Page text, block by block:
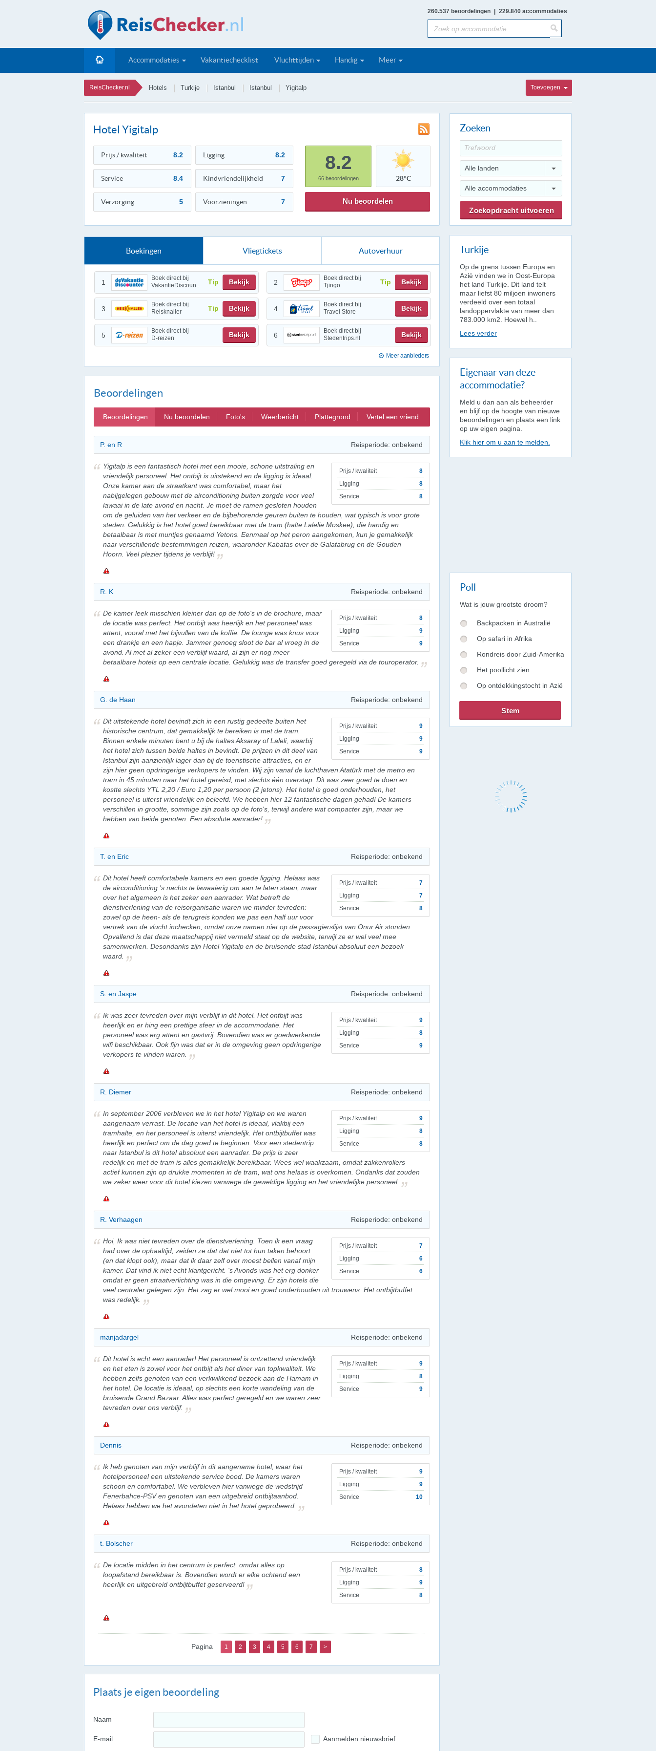
260.537 beoordelingen 229.840 accommodaties
Accommodaties Vakantiechecklist Vluchttijden Handig Meer
ReisChecker.nl Hotels Turkije Istanbul Istanbul Yigitalp Toevoegen
Hotel Yigitalp
Prijs / kwaliteit 8.2 Ligging 8.2
Service 8.4 Kindvriendelijkheid 7
Verzorging 5 Voorzieningen 7
8.2
66beoordelingen 28°C
Nu beoordelen
Boekingen Vliegtickets Autoverhuur
1
Boek direct bij
VakantieDiscoun..
Tip Bekijk 2
Boek direct bij
Tjingo
Tip Bekijk
3
Boek direct bij
Reisknaller
Tip Bekijk 4
Boek direct bij
Travel Store
Bekijk
5
Boek direct bij
D-reizen
Bekijk 6
Boek direct bij
Stedentrips.nl
Bekijk
Meer aanbieders
Beoordelingen
Beoordelingen Nu beoordelen Foto's Weerbericht Plattegrond Vertel een vriend
P. en R Reisperiode: onbekend
Prijs / kwaliteit
8
Ligging
8
Service
8
Yigitalp is een fantastisch hotel met een mooie, schone uitstraling en
vriendelijk personeel. Het ontbijt is uitstekend en de ligging is ideaal.
Onze kamer aan de straatkant was comfortabel, maar het
nabijgelegen gebouw met de airconditioning buiten zorgde voor veel
lawaai in de late avond en nacht. Je moet de ramen gesloten houden
om de geluiden van het verkeer en de bijbehorende geuren buiten te houden, wat typisch is voor grote
steden. Gelukkig is het hotel goed bereikbaar met de tram (halte Lalelie Moskee), die handig en
betaalbaar is met muntjes genaamd Yetons. Eenmaal op het peron aangekomen, kun je gemakkelijk
naar verschillende bestemmingen reizen, waaronder Kabatas over de Galatabrug en de Gouden
Hoorn. Veel plezier tijdens je verblijf!
R. K Reisperiode: onbekend
Prijs / kwaliteit
8
Ligging
9
Service
9
De kamer leek misschien kleiner dan op de foto's in de brochure, maar
de locatie was perfect. Het ontbijt was heerlijk en het personeel was
attent, vooral met het bijvullen van de koffie. De lounge was knus voor
een drankje en een hapje. Jammer genoeg sloot de bar al vroeg in de
avond. Al met al zeker een verblijf waard, al zijn er nog meer
betaalbare hotels op een centrale locatie. Gelukkig was de transfer goed geregeld via de touroperator.
G. de Haan Reisperiode: onbekend
Prijs / kwaliteit
9
Ligging
9
Service
9
Dit uitstekende hotel bevindt zich in een rustig gedeelte buiten het
historische centrum, dat gemakkelijk te bereiken is met de tram.
Binnen enkele minuten bent u bij de haltes Aksaray of Laleli, waarbij
het hotel zich tussen beide haltes in bevindt. De prijzen in dit deel van
Istanbul zijn aanzienlijk lager dan bij de toeristische attracties, en er
zijn hier geen opdringerige verkopers te vinden. Wij zijn vanaf de luchthaven Atatürk met de metro en
tram in 45 minuten naar het hotel gereisd, met slechts één overstap. Dit was zeer goed te doen en
kostte slechts YTL 2,20 / Euro 1,20 per persoon (2 jetons). Het hotel is goed onderhouden, het
personeel is uiterst vriendelijk en beleefd. We hebben hier 12 fantastische dagen gehad! De kamers
verschillen in grootte, sommige zijn zoals op de foto's, terwijl andere wat compacter zijn, maar we
hebben van beide genoten. Een absolute aanrader!
T. en Eric Reisperiode: onbekend
Prijs / kwaliteit
7
Ligging
7
Service
8
Dit hotel heeft comfortabele kamers en een goede ligging. Helaas was
de airconditioning 's nachts te lawaaierig om aan te laten staan, maar
over het algemeen is het zeker een aanrader. Wat betreft de
dienstverlening van de reisorganisatie waren we minder tevreden:
zowel op de heen- als de terugreis konden we pas een half uur voor
vertrek van de vlucht inchecken, omdat onze namen niet op de passagierslijst van Onur Air stonden.
Opvallend is dat deze maatschappij niet vermeld staat op de website, terwijl ze er wel veel mee
samenwerken. Desondanks zijn Hotel Yigitalp en de bruisende stad Istanbul absoluut een bezoek
waard.
S. en Jaspe Reisperiode: onbekend
Prijs / kwaliteit
9
Ligging
8
Service
9
Ik was zeer tevreden over mijn verblijf in dit hotel. Het ontbijt was
heerlijk en er hing een prettige sfeer in de accommodatie. Het
personeel was erg attent en gastvrij. Bovendien was er goedwerkende
wifi beschikbaar. Ook fijn was dat er in de omgeving geen opdringerige
verkopers te vinden waren.
R. Diemer Reisperiode: onbekend
Prijs / kwaliteit
9
Ligging
8
Service
8
In september 2006 verbleven we in het hotel Yigitalp en we waren
aangenaam verrast. De locatie van het hotel is ideaal, vlakbij een
tramhalte, en het personeel is uiterst vriendelijk. Het ontbijtbuffet was
heerlijk en perfect om de dag goed te beginnen. Voor een stedentrip
naar Istanbul is dit hotel absoluut een aanrader. De prijs is zeer
redelijk en met de tram is alles gemakkelijk bereikbaar. Wees wel waakzaam, omdat zakkenrollers
actief kunnen zijn op drukke momenten in de tram, wat ons helaas is overkomen. Ondanks dat zouden
we zeker weer voor dit hotel kiezen vanwege de geweldige ligging en het vriendelijke personeel.
R. Verhaagen Reisperiode: onbekend
Prijs / kwaliteit
7
Ligging
6
Service
6
Hoi, Ik was niet tevreden over de dienstverlening. Toen ik een vraag
had over de ophaaltijd, zeiden ze dat dat niet tot hun taken behoort
(en dat klopt ook), maar dat ik daar zelf over moest bellen vanaf mijn
kamer. Dat vind ik niet echt klantgericht. 's Avonds was het erg donker
omdat er geen straatverlichting was in die omgeving. Er zijn hotels die
veel centraler gelegen zijn. Het zag er wel mooi en goed onderhouden uit trouwens. Het ontbijtbuffet
was redelijk.
manjadargel Reisperiode: onbekend
Prijs / kwaliteit
9
Ligging
8
Service
9
Dit hotel is echt een aanrader! Het personeel is ontzettend vriendelijk
en het eten is zowel voor het ontbijt als het diner van topkwaliteit. We
hebben zelfs genoten van een verkwikkend bezoek aan de Hamam in
het hotel. De locatie is ideaal, op slechts een korte wandeling van de
bruisende Grand Bazaar. Alles was perfect geregeld en we waren zeer
tevreden over ons verblijf.
Dennis Reisperiode: onbekend
Prijs / kwaliteit
9
Ligging
9
Service
10
Ik heb genoten van mijn verblijf in dit aangename hotel, waar het
hotelpersoneel een uitstekende service bood. De kamers waren
schoon en comfortabel. We verbleven hier vanwege de wedstrijd
Fenerbahce-PSV en genoten van een uitgebreid ontbijtaanbod.
Helaas hebben we het avondeten niet in het hotel geprobeerd.
t. Bolscher Reisperiode: onbekend
Prijs / kwaliteit
8
Ligging
9
Service
8
De locatie midden in het centrum is perfect, omdat alles op
loopafstand bereikbaar is. Bovendien wordt er elke ochtend een
heerlijk en uitgebreid ontbijtbuffet geserveerd!
Pagina 1 2 3 4 5 6 7 >
Plaats je eigen beoordeling
Naam
E-mail Aanmelden nieuwsbrief
Zoeken
Alle landen
Alle accommodaties
Turkije
Op de grens tussen Europa en
Azië vinden we in Oost-Europa
het land Turkije. Dit land telt
maar liefst 80 miljoen inwoners
verdeeld over een totaal
landoppervlakte van meer dan
783.000 km2. Hoewel h..
Lees verder
Eigenaar van deze
accommodatie?
Meld u dan aan als beheerder
en blijf op de hoogte van nieuwe
beoordelingen en plaats een link
op uw eigen pagina.
Klik hier om u aan te melden.
Poll
Wat is jouw grootste droom?
Backpacken in Australië
Op safari in Afrika
Rondreis door Zuid-Amerika
Het poollicht zien
Op ontdekkingstocht in Azië